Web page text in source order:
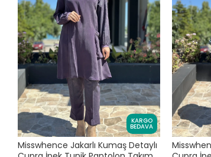
KARGO
BEDAVA
Misswhence Jakarlı Kumaş Detaylı